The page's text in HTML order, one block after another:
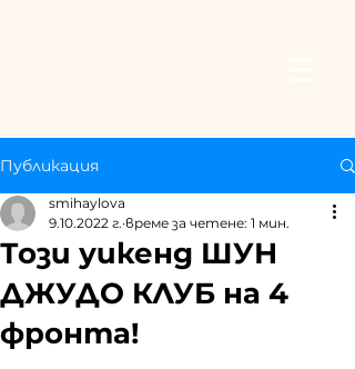
Публикация
Този уикенд ШУН
ДЖУДО КЛУБ на 4
фронта!
smihaylova
9.10.2022 г. време за четене: 1 мин.